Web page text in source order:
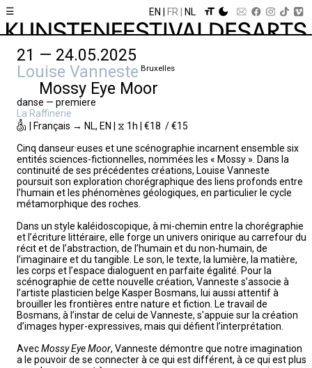
☰ EN FR NL
21 — 24.05.2025
Louise Vanneste Bruxelles
Mossy Eye Moor
danse — premiere
La Raffinerie
| Français → NL, EN | ⧖ 1h | €18 / €15
Cinq danseur·euses et une scénographie incarnent ensemble six
entités sciences-fictionnelles, nommées les « Mossy ». Dans la
continuité de ses précédentes créations, Louise Vanneste
poursuit son exploration chorégraphique des liens profonds entre
l’humain et les phénomènes géologiques, en particulier le cycle
métamorphique des roches.
Dans un style kaléidoscopique, à mi-chemin entre la chorégraphie
et l’écriture littéraire, elle forge un univers onirique au carrefour du
récit et de l’abstraction, de l’humain et du non-humain, de
l’imaginaire et du tangible. Le son, le texte, la lumière, la matière,
les corps et l’espace dialoguent en parfaite égalité. Pour la
scénographie de cette nouvelle création, Vanneste s’associe à
l’artiste plasticien belge Kasper Bosmans, lui aussi attentif à
brouiller les frontières entre nature et fiction. Le travail de
Bosmans, à l’instar de celui de Vanneste, s'appuie sur la création
d’images hyper-expressives, mais qui défient l’interprétation.
AvecMossy Eye Moor, Vanneste démontre que notre imagination
a le pouvoir de se connecter à ce qui est différent, à ce qui est plus